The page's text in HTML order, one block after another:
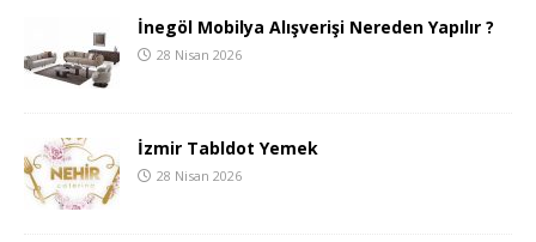
İnegöl Mobilya Alışverişi Nereden Yapılır ?
28 Nisan 2026
İzmir Tabldot Yemek
28 Nisan 2026